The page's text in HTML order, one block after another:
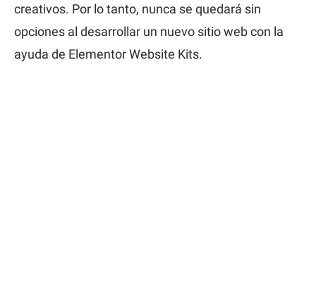
creativos. Por lo tanto, nunca se quedará sin
opciones al desarrollar un nuevo sitio web con la
ayuda de Elementor Website Kits.